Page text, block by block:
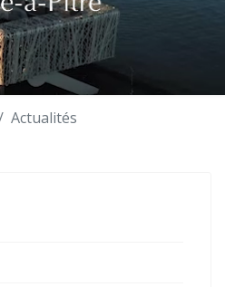
Actualités